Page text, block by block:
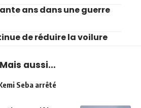
ans dans une guerre
de réduire la voilure
Mais aussi...
Seba arrêté